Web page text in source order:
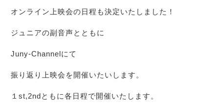
オンライン上映会の日程も決定いたしました！
ジュニアの副音声とともに
Juny-Channelにて
振り返り上映会を開催いたいします。
１st,2ndともに各日程で開催いたします。